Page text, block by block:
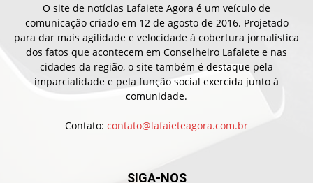
O site de notícias Lafaiete Agora é um veículo de
comunicação criado em 12 de agosto de 2016. Projetado
para dar mais agilidade e velocidade à cobertura jornalística
dos fatos que acontecem em Conselheiro Lafaiete e nas
cidades da região, o site também é destaque pela
imparcialidade e pela função social exercida junto à
comunidade.
Contato: contato@lafaieteagora.com.br
SIGA-NOS